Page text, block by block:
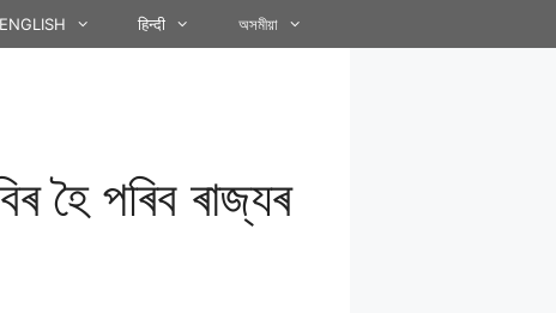
ENGLISH हिन्दी অসমীয়া
হৈ পৰিব ৰাজ্যৰ